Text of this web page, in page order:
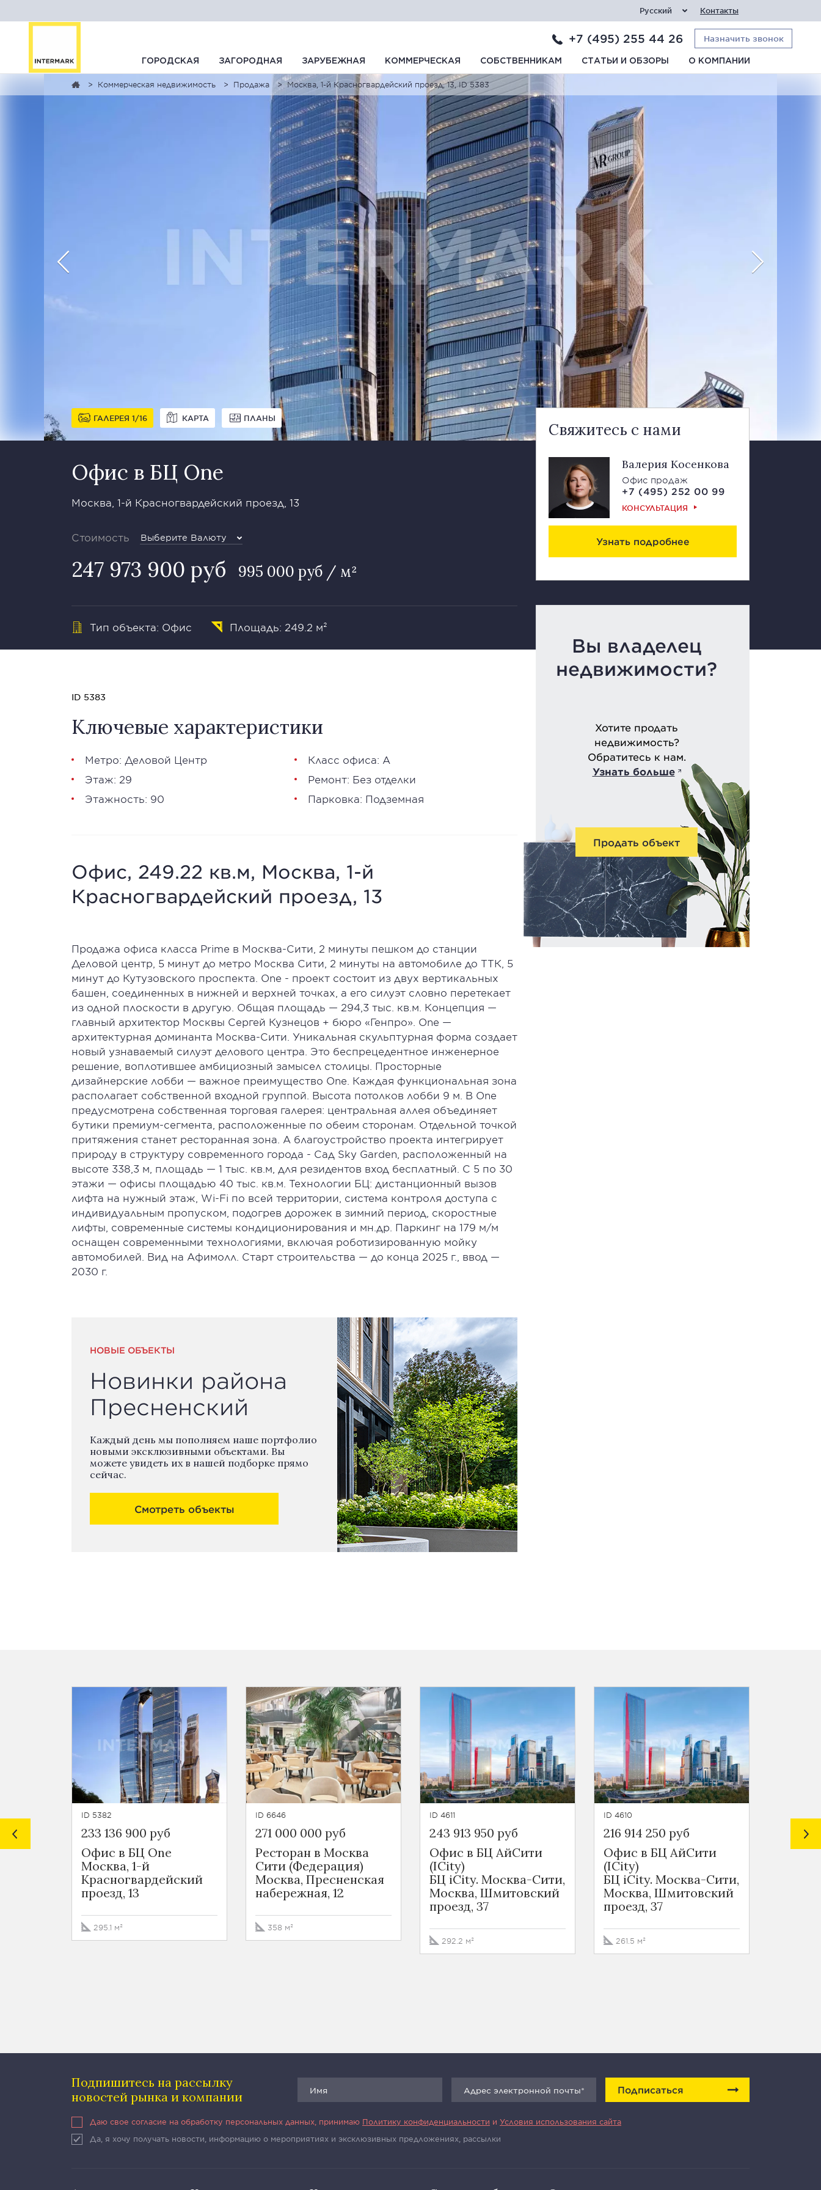
Русский Контакты
+7 (495) 255 44 26 Назначить звонок
ГОРОДСКАЯ ЗАГОРОДНАЯ ЗАРУБЕЖНАЯ КОММЕРЧЕСКАЯ СОБСТВЕННИКАМ СТАТЬИ И ОБЗОРЫ О КОМПАНИИ
Коммерческая недвижимость Продажа Москва, 1-й Красногвардейский проезд, 13, ID 5383
ГАЛЕРЕЯ 1 16 КАРТА ПЛАНЫ
Офис в БЦ One
Москва, 1-й Красногвардейский проезд, 13
Стоимость Выберите Валюту
247 973 900 руб 995 000 руб / м²
Тип объекта: Офис Площадь: 249.2 м²
Свяжитесь с нами
Валерия Косенкова
Офис продаж
+7 (495) 252 00 99
КОНСУЛЬТАЦИЯ
Узнать подробнее
Вы владелец
недвижимости?
Хотите продать
недвижимость?
Обратитесь к нам.
Узнать больше
Продать объект
ID 5383
Ключевые характеристики
Метро: Деловой Центр
Этаж: 29
Этажность: 90
Класс офиса: А
Ремонт: Без отделки
Парковка: Подземная
Офис, 249.22 кв.м, Москва, 1-й
Красногвардейский проезд, 13
Продажа офиса класса Prime в Москва-Сити, 2 минуты пешком до станции
Деловой центр, 5 минут до метро Москва Сити, 2 минуты на автомобиле до ТТК, 5
минут до Кутузовского проспекта. One - проект состоит из двух вертикальных
башен, соединенных в нижней и верхней точках, а его силуэт словно перетекает
из одной плоскости в другую. Общая площадь — 294,3 тыс. кв.м. Концепция —
главный архитектор Москвы Сергей Кузнецов + бюро «Генпро». One —
архитектурная доминанта Москва-Сити. Уникальная скульптурная форма создает
новый узнаваемый силуэт делового центра. Это беспрецедентное инженерное
решение, воплотившее амбициозный замысел столицы. Просторные
дизайнерские лобби — важное преимущество One. Каждая функциональная зона
располагает собственной входной группой. Высота потолков лобби 9 м. В Оnе
предусмотрена собственная торговая галерея: центральная аллея объединяет
бутики премиум-сегмента, расположенные по обеим сторонам. Отдельной точкой
притяжения станет ресторанная зона. А благоустройство проекта интегрирует
природу в структуру современного города - Сад Sky Garden, расположенный на
высоте 338,3 м, площадь — 1 тыс. кв.м, для резидентов вход бесплатный. С 5 по 30
этажи — офисы площадью 40 тыс. кв.м. Технологии БЦ: дистанционный вызов
лифта на нужный этаж, Wi-Fi по всей территории, система контроля доступа с
индивидуальным пропуском, подогрев дорожек в зимний период, скоростные
лифты, современные системы кондиционирования и мн.др. Паркинг на 179 м/м
оснащен современными технологиями, включая роботизированную мойку
автомобилей. Вид на Афимолл. Старт строительства — до конца 2025 г., ввод —
2030 г.
НОВЫЕ ОБЪЕКТЫ
Новинки района
Пресненский
Каждый день мы пополняем наше портфолио
новыми эксклюзивными объектами. Вы
можете увидеть их в нашей подборке прямо
сейчас.
Смотреть объекты
ID 5382
233 136 900 руб
Офис в БЦ One
Москва, 1-й
Красногвардейский
проезд, 13
295.1 м²
ID 6646
271 000 000 руб
Ресторан в Москва
Сити (Федерация)
Москва, Пресненская
набережная, 12
358 м²
ID 4611
243 913 950 руб
Офис в БЦ АйСити
(ICity)
БЦ iCity. Москва-Сити,
Москва, Шмитовский
проезд, 37
292.2 м²
ID 4610
216 914 250 руб
Офис в БЦ АйСити
(ICity)
БЦ iCity. Москва-Сити,
Москва, Шмитовский
проезд, 37
261.5 м²
222
Подпишитесь на рассылку
новостей рынка и компании
Подписаться
Даю свое согласие на обработку персональных данных, принимаю Политику конфиденциальности и Условия использования сайта
Да, я хочу получать новости, информацию о мероприятиях и эксклюзивных предложениях, рассылки